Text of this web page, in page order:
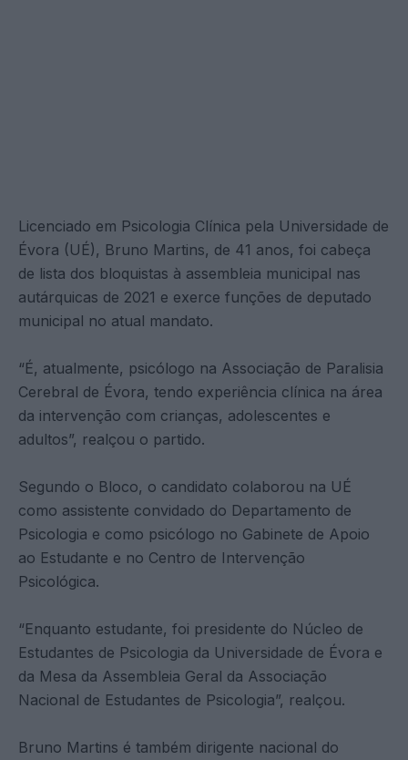
Licenciado em Psicologia Clínica pela Universidade de
Évora (UÉ), Bruno Martins, de 41 anos, foi cabeça
de lista dos bloquistas à assembleia municipal nas
autárquicas de 2021 e exerce funções de deputado
municipal no atual mandato.
“É, atualmente, psicólogo na Associação de Paralisia
Cerebral de Évora, tendo experiência clínica na área
da intervenção com crianças, adolescentes e
adultos”, realçou o partido.
Segundo o Bloco, o candidato colaborou na UÉ
como assistente convidado do Departamento de
Psicologia e como psicólogo no Gabinete de Apoio
ao Estudante e no Centro de Intervenção
Psicológica.
“Enquanto estudante, foi presidente do Núcleo de
Estudantes de Psicologia da Universidade de Évora e
da Mesa da Assembleia Geral da Associação
Nacional de Estudantes de Psicologia”, realçou.
Bruno Martins é também dirigente nacional do